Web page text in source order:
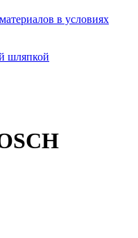
в условиях
шляпкой